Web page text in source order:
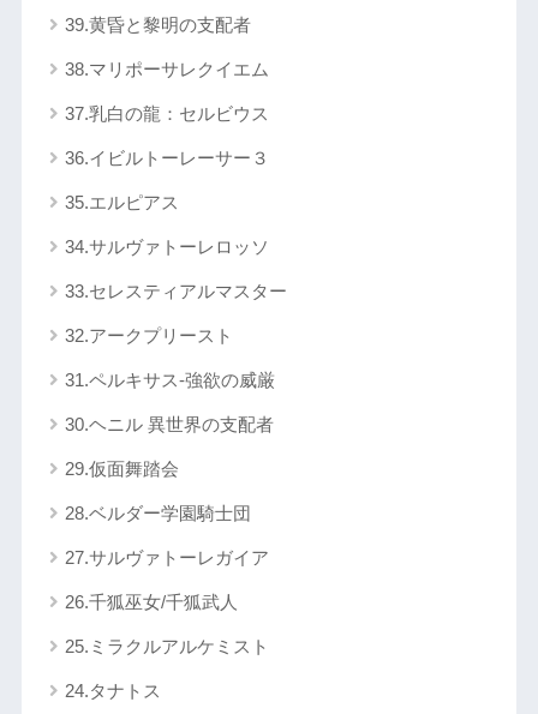
39.黄昏と黎明の支配者
38.マリポーサレクイエム
37.乳白の龍：セルビウス
36.イビルトーレーサー３
35.エルピアス
34.サルヴァトーレロッソ
33.セレスティアルマスター
32.アークプリースト
31.ペルキサス-強欲の威厳
30.ヘニル 異世界の支配者
29.仮面舞踏会
28.ベルダー学園騎士団
27.サルヴァトーレガイア
26.千狐巫女/千狐武人
25.ミラクルアルケミスト
24.タナトス